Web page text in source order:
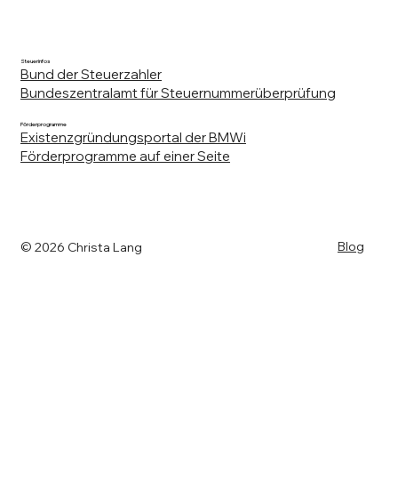
Steuerinfos
Bund der Steuerzahler
Bundeszentralamt für Steuernummerüberprüfung
Förderprogramme
Existenzgründungsportal der BMWi
Förderprogramme auf einer Seite
© 2026 Christa Lang Blog